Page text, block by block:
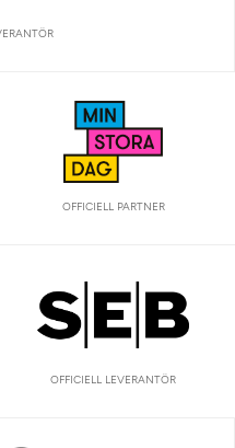
OFFICIELL PARTNER
OFFICIELL LEVERANTÖR